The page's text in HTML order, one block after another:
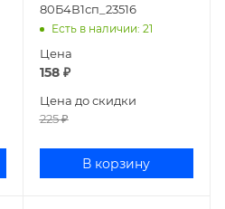
80Б4В1сп_23516
Есть в наличии: 21
Цена
158₽
Цена до скидки
225₽
В корзину